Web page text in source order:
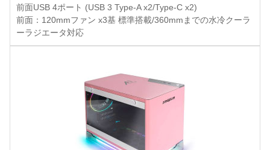
前面USB 4ポート (USB 3 Type-A x2/Type-C x2)
前面：120mmファン x3基 標準搭載/360mmまでの水冷クーラ
ーラジエータ対応